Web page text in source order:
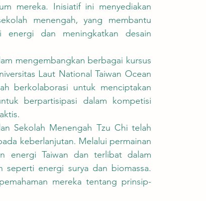
mereka. Inisiatif ini menyediakan
menengah, yang membantu
energi dan meningkatkan desain
Laut National Taiwan Ocean
berkolaborasi untuk menciptakan
berpartisipasi dalam kompetisi
keberlanjutan. Melalui permainan
energi Taiwan dan terlibat dalam
energi surya dan biomassa.
mereka tentang prinsip-